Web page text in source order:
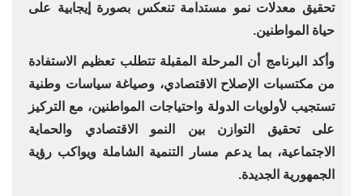
تحقيق معدلات نمو مستدامة تنعكس بصورة إيجابية على
حياة المواطنين.
وأكد البرنامج أن المرحلة المقبلة تتطلب تعظيم الاستفادة
من مكتسبات الإصلاح الاقتصادي، وصياغة سياسات وطنية
تستجيب لأولويات الدولة واحتياجات المواطنين، مع التركيز
على تحقيق التوازن بين النمو الاقتصادي والحماية
الاجتماعية، بما يدعم مسار التنمية الشاملة ويواكب رؤية
الجمهورية الجديدة.